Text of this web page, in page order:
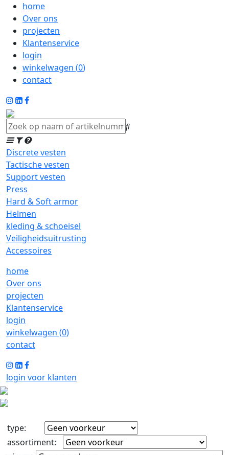
home
Over ons
projecten
Klantenservice
login
winkelwagen (0)
contact
Discrete vesten
Tactische vesten
Support vesten
Press
Hard & Soft armor
Helmen
kleding & schoeisel
Veiligheidsuitrusting
Accessoires
home
Over ons
projecten
Klantenservice
login
winkelwagen (0)
contact
login voor klanten
type:
assortiment: